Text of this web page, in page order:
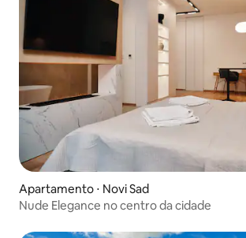
Apartamento ⋅ Novi Sad
Nude Elegance no centro da cidade